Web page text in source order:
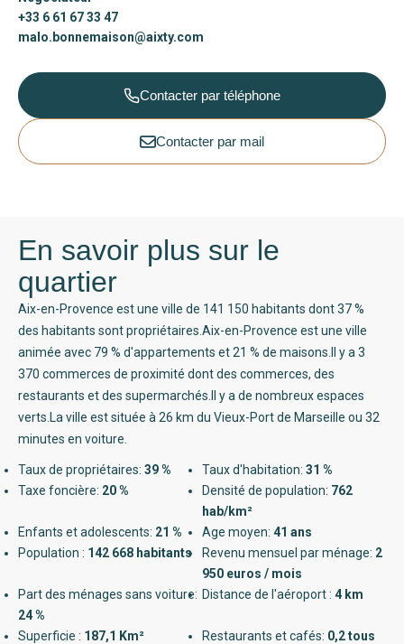
+33 6 61 67 33 47
malo.bonnemaison@aixty.com
Contacter par téléphone
Contacter par mail
En savoir plus sur le
quartier
Aix-en-Provence est une ville de 141 150 habitants dont 37 %
des habitants sont propriétaires.Aix-en-Provence est une ville
animée avec 79 % d'appartements et 21 % de maisons.Il y a 3
370 commerces de proximité dont des commerces, des
restaurants et des supermarchés.Il y a de nombreux espaces
verts.La ville est située à 26 km du Vieux-Port de Marseille ou 32
minutes en voiture.
Taux de propriétaires: 39 % Taux d'habitation: 31 %
Taxe foncière: 20 % Densité de population: 762
hab/km²
Enfants et adolescents: 21 % Age moyen: 41 ans
Population : 142 668 habitants Revenu mensuel par ménage: 2
950 euros / mois
Part des ménages sans voiture:
24 %
Distance de l'aéroport : 4 km
Superficie : 187,1 Km² Restaurants et cafés: 0,2 tous